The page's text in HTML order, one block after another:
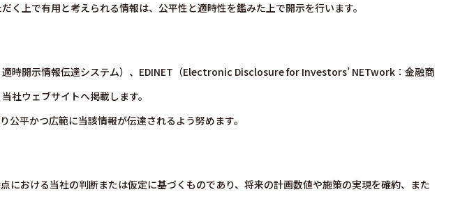
上で有用と考えられる情報は、公平性と適時性を鑑みた上で開示を行います。
開示情報伝達システム）、EDINET（Electronic Disclosure for Investors’ NETwork：金融商
社ウェブサイトへ掲載します。
平かつ広範に当該情報が伝達されるよう努めます。
おける当社の判断または仮定に基づくものであり、将来の計画数値や施策の実現を確約、また